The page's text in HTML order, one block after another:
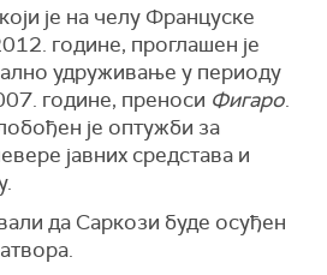
је на челу Француске
године, проглашен је
удруживање у периоду
године, преноси Фигаро.
је оптужби за
јавних средстава и
да Саркози буде осуђен